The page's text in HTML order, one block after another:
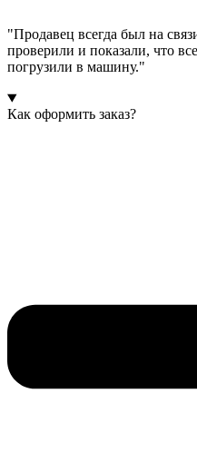
"Продавец всегда был на
проверили и показали, что
погрузили в машину."
Как оформить заказ?